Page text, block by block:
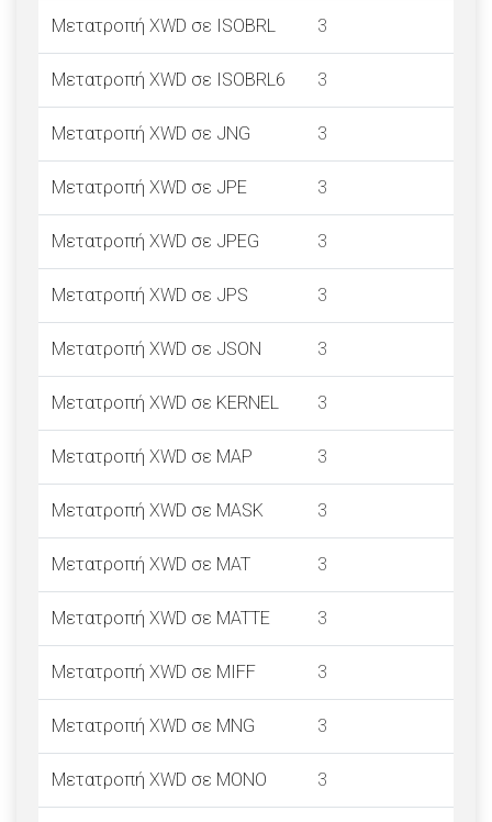
Μετατροπή XWD σε ISOBRL 3
Μετατροπή XWD σε ISOBRL6 3
Μετατροπή XWD σε JNG 3
Μετατροπή XWD σε JPE 3
Μετατροπή XWD σε JPEG 3
Μετατροπή XWD σε JPS 3
Μετατροπή XWD σε JSON 3
Μετατροπή XWD σε KERNEL 3
Μετατροπή XWD σε MAP 3
Μετατροπή XWD σε MASK 3
Μετατροπή XWD σε MAT 3
Μετατροπή XWD σε MATTE 3
Μετατροπή XWD σε MIFF 3
Μετατροπή XWD σε MNG 3
Μετατροπή XWD σε MONO 3